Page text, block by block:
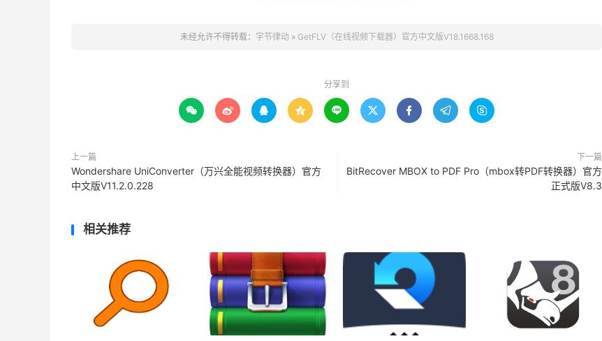
未经允许不得转载： 字节律动» GetFLV（在线视频下载器）官方中文版V18.1668.168
分享到
        
上一篇
Wondershare UniConverter（万兴全能视频转换器）官方
中文版V11.2.0.228
下一篇
BitRecover MBOX to PDF Pro（mbox转PDF转换器）官方
正式版V8.3
相关推荐